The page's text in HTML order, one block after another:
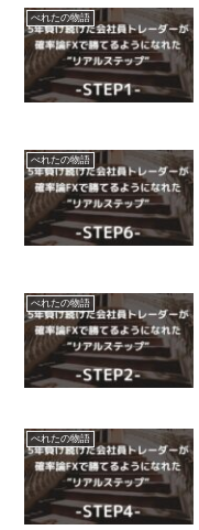
べれたの物語
べれたの物語
べれたの物語
べれたの物語